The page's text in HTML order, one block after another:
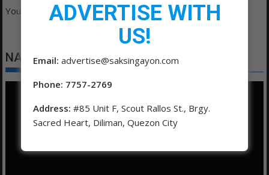
You must belogged into post a comment.
NATIONAL NUTRITION MONTH 2026
ADVERTISE WITH
US!
Email: advertise@saksingayon.com
Phone: 7757-2769
Address: #85 Unit F, Scout Rallos St., Brgy.
Sacred Heart, Diliman, Quezon City